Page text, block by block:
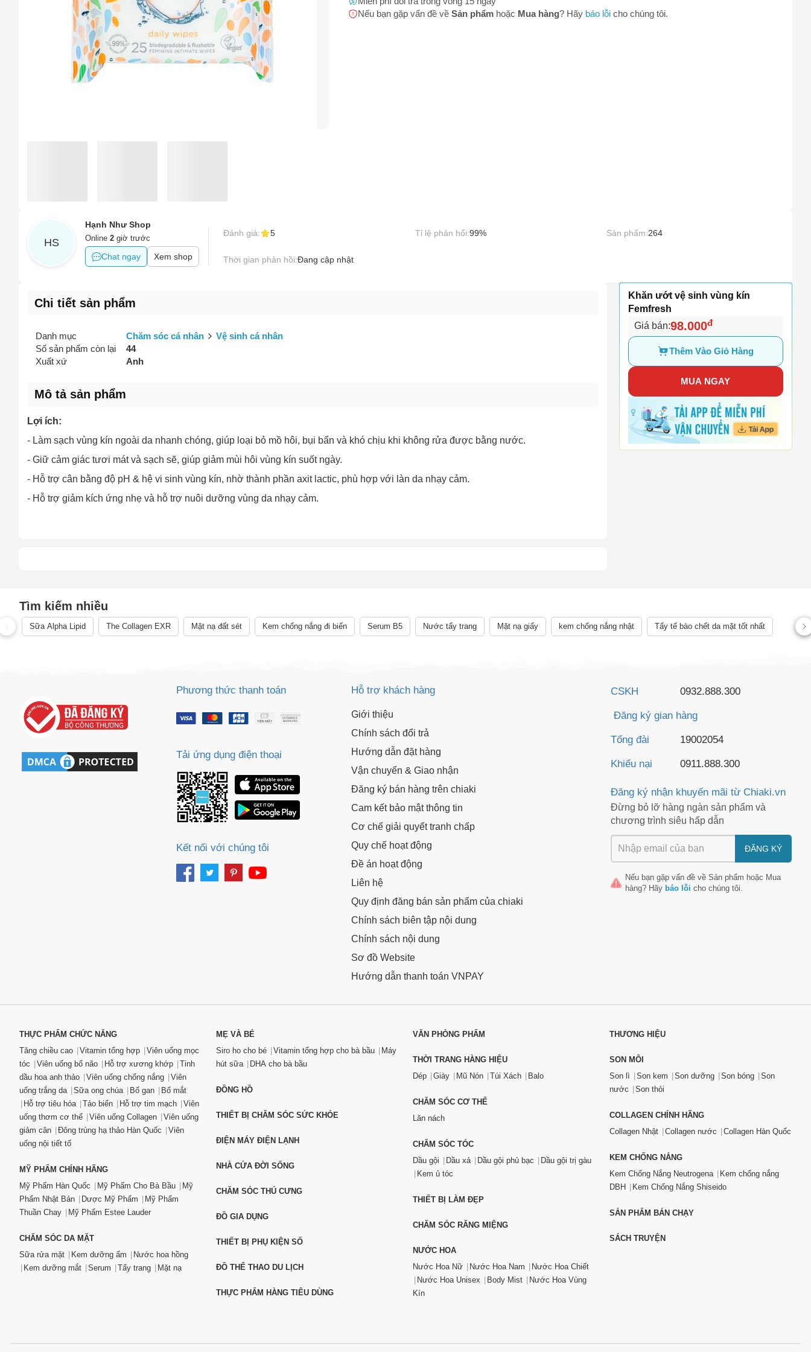
Nếu bạn gặp vấn đề về Sản phẩm hoặc Mua hàng? Hãy báo lỗi cho chúng tôi.
HS
Hạnh Như Shop
Online 2 giờ trước
Chat ngay Xem shop
Đánh giá: 5 Tỉ lệ phản hổi:99% Sản phẩm:264
Thời gian phản hồi:Đang cập nhật
Chi tiết sản phẩm
Danh mục Chăm sóc cá nhân
Vệ sinh cá nhân
Số sản phẩm còn lại
44
Xuất xứ
Anh
Mô tả sản phẩm
Lợi ích:
- Làm sạch vùng kín ngoài da nhanh chóng, giúp loại bỏ mồ hôi, bụi bẩn và khó chịu khi không rửa được bằng nước.
- Giữ cảm giác tươi mát và sạch sẽ, giúp giảm mùi hôi vùng kín suốt ngày.
- Hỗ trợ cân bằng độ pH & hệ vi sinh vùng kín, nhờ thành phần axit lactic, phù hợp với làn da nhạy cảm.
- Hỗ trợ giảm kích ứng nhẹ và hỗ trợ nuôi dưỡng vùng da nhạy cảm.
Khăn ướt vệ sinh vùng kín
Femfresh
Giá bán:98.000đ
Thêm Vào Giỏ Hàng
MUA NGAY
Hình ảnh sản phẩm không rõ ràng
Sản phẩm có hình ảnh, nội dung phản cảm hoặc có thể gây phản cảm
Tên sản phẩm (Name) không phù hợp với hình ảnh sản phẩm
Tìm kiếm nhiều
Sữa Alpha Lipid The Collagen EXR Mặt nạ đất sét Kem chống nắng đi biển Serum B5 Nước tẩy trang Mặt nạ giấy kem chống nắng nhật Tẩy tế bào chết da mặt tốt nhất
Phương thức thanh toán
Tải ứng dụng điện thoại
Kết nối với chúng tôi
Hỗ trợ khách hàng
Giới thiệu
Chính sách đổi trả
Hướng dẫn đặt hàng
Vận chuyển & Giao nhận
Đăng ký bán hàng trên chiaki
Cam kết bảo mật thông tin
Cơ chế giải quyết tranh chấp
Quy chế hoạt động
Đề án hoạt động
Liên hệ
Quy định đăng bán sản phẩm của chiaki
Chính sách biên tập nội dung
Chính sách nội dung
Sơ đồ Website
Hướng dẫn thanh toán VNPAY
CSKH 0932.888.300
Đăng ký gian hàng
Tổng đài 19002054
Khiếu nại 0911.888.300
Đăng ký nhận khuyến mãi từ Chiaki.vn
Đừng bỏ lỡ hàng ngàn sản phẩm và
chương trình siêu hấp dẫn
ĐĂNG KÝ
Nếu bạn gặp vấn đề về Sản phẩm hoặc Mua
hàng? Hãy báo lỗi cho chúng tôi.
Tên của bạn
Số điện thoại
THỰC PHẨM CHỨC NĂNG
Tăng chiều cao
Vitamin tổng hợp
Viên uống mọc
tóc
Viên uống bổ não Hỗ trợ xương khớp
Tinh
dầu hoa anh thảo
Viên uống chống nắng
Viên
uống trắng da
Sữa ong chúa Bổ gan
Bổ mắt
Hỗ trợ tiêu hóa
Tảo biển Hỗ trợ tim mạch
Viên
uống thơm cơ thể
Viên uống Collagen
Viên uống
giảm cân
Đông trùng hạ thảo Hàn Quốc
Viên
uống nội tiết tố
MỸ PHẨM CHÍNH HÃNG
Mỹ Phẩm Hàn Quốc
Mỹ Phẩm Cho Bà Bầu
Mỹ
Phẩm Nhật Bản
Dược Mỹ Phẩm
Mỹ Phẩm
Thuần Chay
Mỹ Phẩm Estee Lauder
CHĂM SÓC DA MẶT
Sữa rửa mặt
Kem dưỡng ẩm
Nước hoa hồng
Kem dưỡng mắt
Serum Tẩy trang Mặt nạ
MẸ VÀ BÉ
Siro ho cho bé
Vitamin tổng hợp cho bà bầu
Máy
hút sữa
DHA cho bà bầu
ĐỒNG HỒ
THIẾT BỊ CHĂM SÓC SỨC KHỎE
ĐIỆN MÁY ĐIỆN LẠNH
NHÀ CỬA ĐỜI SỐNG
CHĂM SÓC THÚ CƯNG
ĐỒ GIA DỤNG
THIẾT BỊ PHỤ KIỆN SỐ
ĐỒ THỂ THAO DU LỊCH
THỰC PHẨM HÀNG TIÊU DÙNG
VĂN PHÒNG PHẨM
THỜI TRANG HÀNG HIỆU
Dép
Giày Mũ Nón Túi Xách Balo
CHĂM SÓC CƠ THỂ
Lăn nách
CHĂM SÓC TÓC
Dầu gội
Dầu xả Dầu gội phủ bạc
Dầu gội trị gàu
Kem ủ tóc
THIẾT BỊ LÀM ĐẸP
CHĂM SÓC RĂNG MIỆNG
NƯỚC HOA
Nước Hoa Nữ
Nước Hoa Nam
Nước Hoa Chiết
Nước Hoa Unisex
Body Mist
Nước Hoa Vùng
Kín
THƯƠNG HIỆU
SON MÔI
Son lì
Son kem Son dưỡng Son bóng
Son
nước
Son thỏi
COLLAGEN CHÍNH HÃNG
Collagen Nhật
Collagen nước Collagen Hàn Quốc
KEM CHỐNG NẮNG
Kem Chống Nắng Neutrogena
Kem chống nắng
DBH
Kem Chống Nắng Shiseido
SẢN PHẨM BÁN CHẠY
SÁCH TRUYỆN
Chào mừng khách hàng mới!
Truy cập trang thanh toán và sử dụng
mã.
LẤY MÃ NGAY